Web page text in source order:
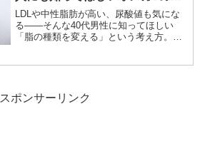
り方
LDLや中性脂肪が高い、尿酸値も気にな
る——そんな40代男性に知ってほしい
「脂の種類を変える」という考え方。飽
スポンサーリンク